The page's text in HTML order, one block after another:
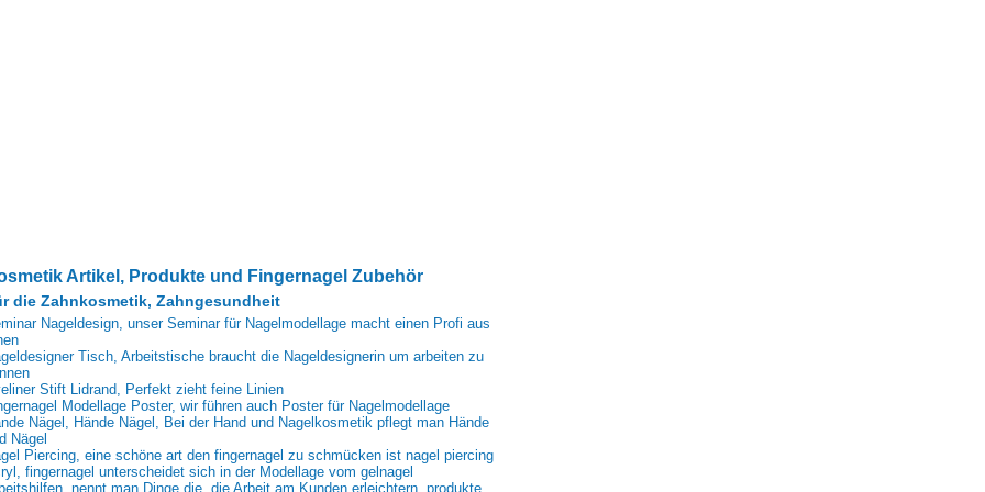
Artikel, Produkte und Fingernagel Zubehör
die Zahnkosmetik, Zahngesundheit
Nageldesign, unser Seminar für Nagelmodellage macht einen Profi aus
Tisch, Arbeitstische braucht die Nageldesignerin um arbeiten zu
Stift Lidrand, Perfekt zieht feine Linien
Modellage Poster, wir führen auch Poster für Nagelmodellage
Nägel, Hände Nägel, Bei der Hand und Nagelkosmetik pflegt man Hände
Nägel
Piercing, eine schöne art den fingernagel zu schmücken ist nagel piercing
fingernagel unterscheidet sich in der Modellage vom gelnagel
nennt man Dinge die, die Arbeit am Kunden erleichtern, produkte